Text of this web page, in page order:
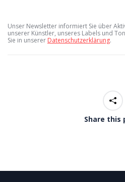
Unser Newsletter informiert Sie über
unserer Künstler, unseres Labels und
Sie in unserer Datenschutzerklärung.
Share this